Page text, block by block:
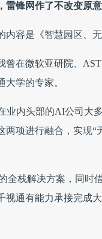
锋网作了不改变原
容是《智慧园区、无
曾在微软亚研院、
学的专家。
业内头部的AI公司大
两项进行融合，实现
全栈解决方案，同时
通有能力承接完成